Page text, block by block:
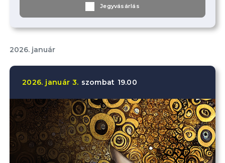
Jegyvásárlás
2026. január
2026. január 3. szombat 19.00